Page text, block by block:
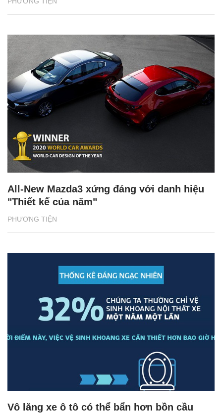
PHƯƠNG TIỆN
All-New Mazda3 xứng đáng với danh hiệu
"Thiết kế của năm"
Vô lăng xe ô tô có thể bẩn hơn bồn cầu